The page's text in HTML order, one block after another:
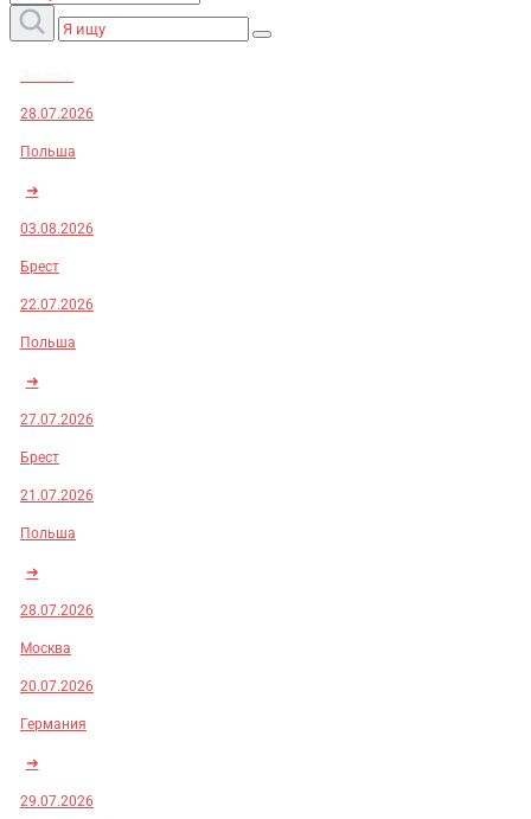
28.07.2026
Польша
➜
03.08.2026
Брест
22.07.2026
Польша
➜
27.07.2026
Брест
21.07.2026
Польша
➜
28.07.2026
Москва
20.07.2026
Германия
➜
29.07.2026